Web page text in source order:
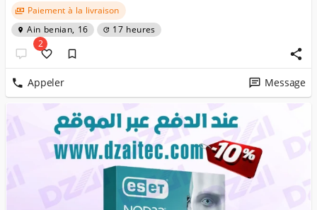
Paiement à la livraison
Ain benian, 16
17 heures
2
Appeler Message